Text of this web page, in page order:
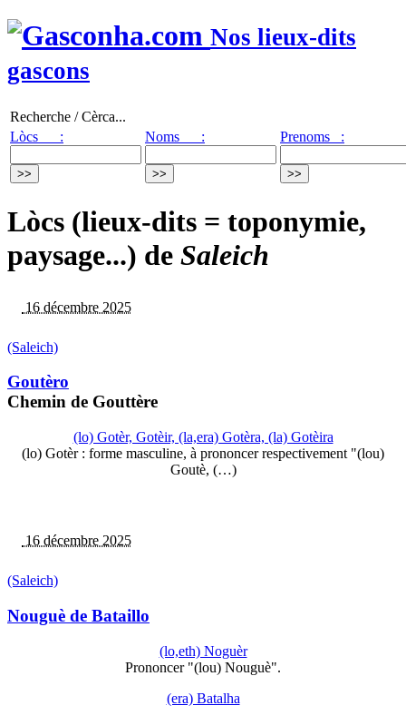
Nos lieux-dits
gascons
Recherche / Cèrca...
Lòcs :
Noms : Prenoms :
Lòcs (lieux-dits = toponymie,
paysage...) de Saleich
16 décembre 2025
(Saleich)
Goutèro
Chemin de Gouttère
(lo) Gotèr, Gotèir, (la,era) Gotèra, (la) Gotèira
(lo) Gotèr : forme masculine, à prononcer respectivement "(lou)
Goutè, (…)
16 décembre 2025
(Saleich)
Nouguè de Bataillo
(lo,eth) Noguèr
Prononcer "(lou) Nouguè".
(era) Batalha